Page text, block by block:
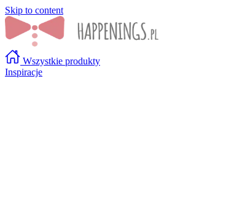
Skip to content
Wszystkie produkty
Inspiracje